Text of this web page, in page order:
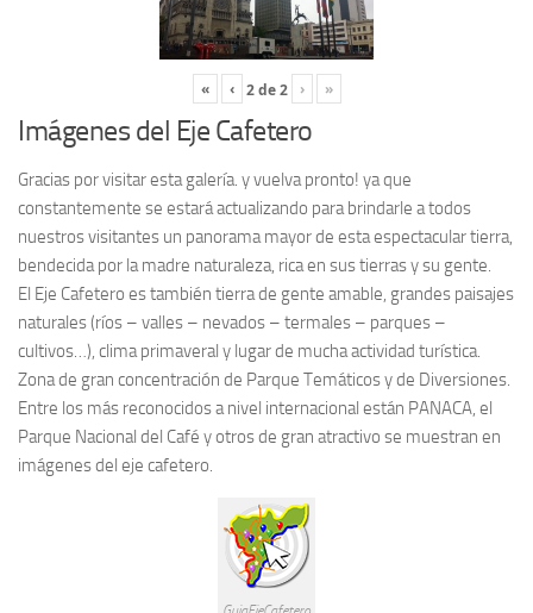
« ‹ 2de2 › »
Imágenes del Eje Cafetero
Gracias por visitar esta galería. y vuelva pronto! ya que
constantemente se estará actualizando para brindarle a todos
nuestros visitantes un panorama mayor de esta espectacular tierra,
bendecida por la madre naturaleza, rica en sus tierras y su gente.
El Eje Cafetero es también tierra de gente amable, grandes paisajes
naturales (ríos – valles – nevados – termales – parques –
cultivos…), clima primaveral y lugar de mucha actividad turística.
Zona de gran concentración de Parque Temáticos y de Diversiones.
Entre los más reconocidos a nivel internacional están PANACA, el
Parque Nacional del Café y otros de gran atractivo se muestran en
imágenes del eje cafetero.